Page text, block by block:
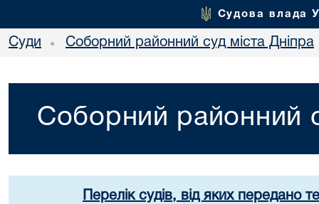
Судова влада
Суди • Соборний районний суд міста Дніпра
Соборний районний
Перелік судів, від яких передано